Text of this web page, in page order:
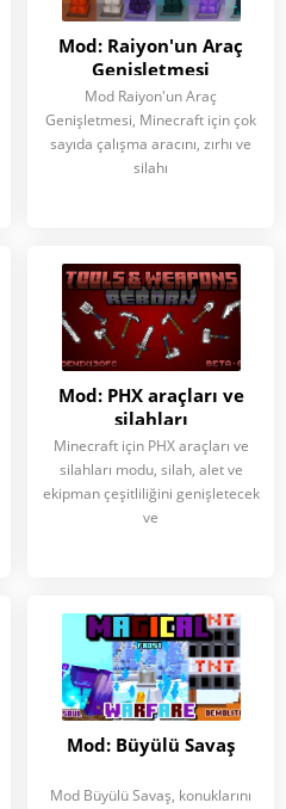
Mod: Raiyon'un Araç
Genişletmesi
Mod Raiyon'un Araç
Genişletmesi, Minecraft için çok
sayıda çalışma aracını, zırhı ve
silahı
Mod: PHX araçları ve
silahları
Minecraft için PHX araçları ve
silahları modu, silah, alet ve
ekipman çeşitliliğini genişletecek
ve
Mod: Büyülü Savaş
Mod Büyülü Savaş, konuklarını